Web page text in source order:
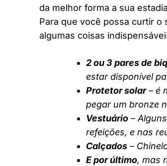
da melhor forma a sua
Para que você possa curtir
algumas coisas
2 ou 3 pares de
estar disponível
Protetor solar– é
pegar um bronze
Vestuário –
refeições, e nas
Calçados –
E por último, mas